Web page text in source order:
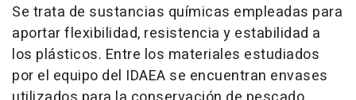
Se trata de sustancias químicas empleadas para
aportar flexibilidad, resistencia y estabilidad a
los plásticos. Entre los materiales estudiados
por el equipo del IDAEA se encuentran envases